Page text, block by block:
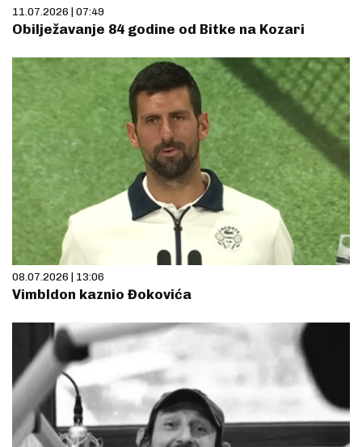
11.07.2026 | 07:49
Obilježavanje 84 godine od Bitke na Kozari
08.07.2026 | 13:06
Vimbldon kaznio Đokovića